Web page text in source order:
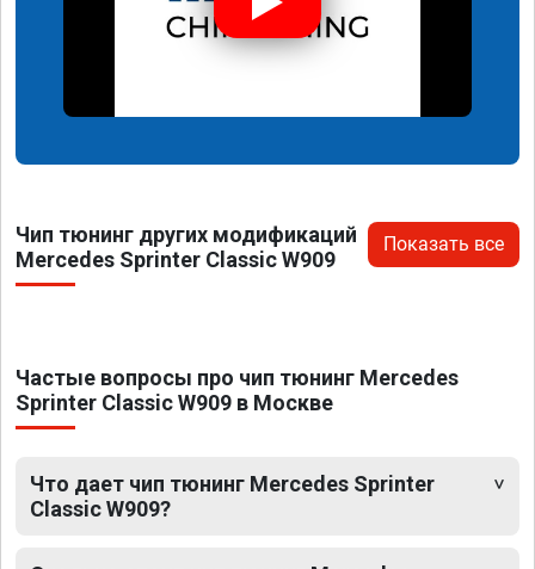
Чип тюнинг других модификаций
Mercedes Sprinter Classic W909
Показать все
Частые вопросы про чип тюнинг Mercedes
Sprinter Classic W909 в Москве
Что дает чип тюнинг Mercedes Sprinter
Classic W909?